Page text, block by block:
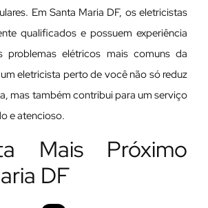
Em Santa Maria DF, os eletricistas
qualificados e possuem experiência
elétricos mais comuns da
eletricista perto de você não só reduz
mas também contribui para um serviço
e atencioso.
Mais Próximo
DF